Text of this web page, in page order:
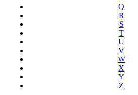
Q
R
S
T
U
V
W
X
Y
Z